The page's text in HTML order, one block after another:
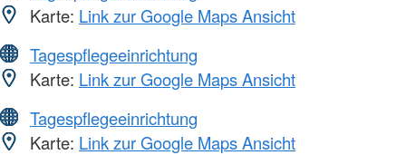
Karte: Link zur Google Maps Ansicht
Tagespflegeeinrichtung
Karte: Link zur Google Maps Ansicht
Tagespflegeeinrichtung
Karte: Link zur Google Maps Ansicht